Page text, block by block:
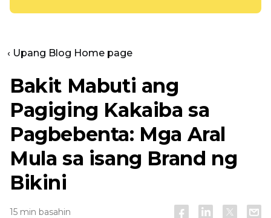
‹ Upang Blog Home page
Bakit Mabuti ang
Pagiging Kakaiba sa
Pagbebenta: Mga Aral
Mula sa isang Brand ng
Bikini
15 min basahin